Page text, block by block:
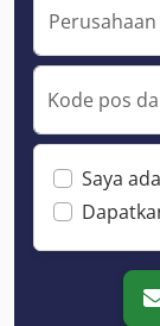
Perusahaan
Kode pos
Saya